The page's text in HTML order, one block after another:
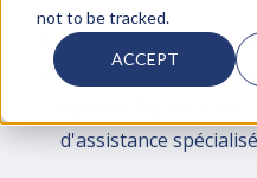
not to be tracked.
ACCEPT
Que vous ayez des
d'une assistance
explorer les
d'assistance